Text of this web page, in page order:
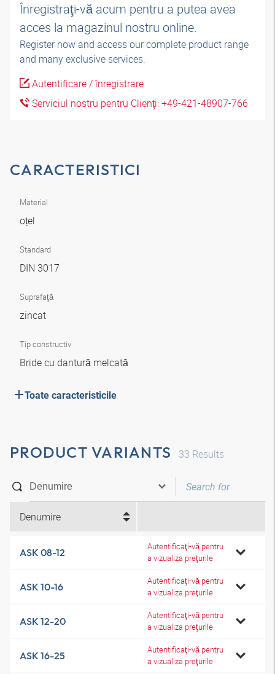
Înregistraţi-vă acum pentru a putea avea
acces la magazinul nostru online.
Register now and access our complete product range
and many exclusive services.
Autentificare / înregistrare
Serviciul nostru pentru Clienţi: +49-421-48907-766
CARACTERISTICI
Material
oțel
Standard
DIN 3017
Suprafaţă
zincat
Tip constructiv
Bride cu dantură melcată
Toate caracteristicile
PRODUCT VARIANTS 33 Results
Denumire
ASK 08-12
Autentificaţi-vă pentru
a vizualiza preţurile
ASK 10-16
Autentificaţi-vă pentru
a vizualiza preţurile
ASK 12-20
Autentificaţi-vă pentru
a vizualiza preţurile
ASK 16-25
Autentificaţi-vă pentru
a vizualiza preţurile